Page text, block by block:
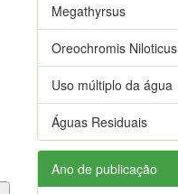
Megathyrsus
Oreochromis Niloticus
Uso múltiplo da água
Águas Residuais
Ano de publicação